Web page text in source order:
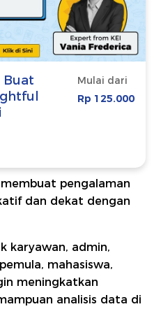
Buat
Mulai dari
Rp 125.000
pengalaman
dan dekat dengan
karyawan, admin,
mahasiswa,
meningkatkan
analisis data di